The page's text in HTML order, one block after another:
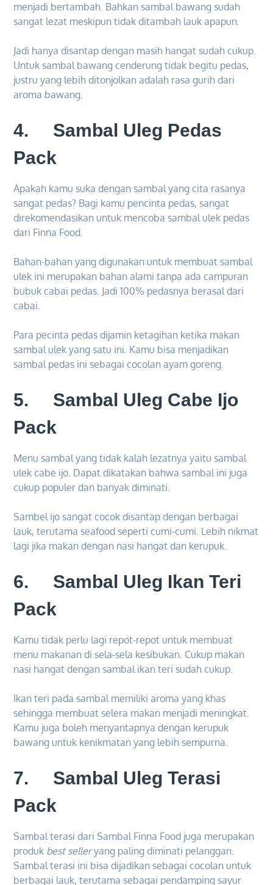
menjadi bertambah. Bahkan sambal bawang sudah
sangat lezat meskipun tidak ditambah lauk apapun.
Jadi hanya disantap dengan masih hangat sudah cukup.
Untuk sambal bawang cenderung tidak begitu pedas,
justru yang lebih ditonjolkan adalah rasa gurih dari
aroma bawang.
4. Sambal Uleg Pedas
Pack
Apakah kamu suka dengan sambal yang cita rasanya
sangat pedas? Bagi kamu pencinta pedas, sangat
direkomendasikan untuk mencoba sambal ulek pedas
dari Finna Food.
Bahan-bahan yang digunakan untuk membuat sambal
ulek ini merupakan bahan alami tanpa ada campuran
bubuk cabai pedas. Jadi 100% pedasnya berasal dari
cabai.
Para pecinta pedas dijamin ketagihan ketika makan
sambal ulek yang satu ini. Kamu bisa menjadikan
sambal pedas ini sebagai cocolan ayam goreng.
5. Sambal Uleg Cabe Ijo
Pack
Menu sambal yang tidak kalah lezatnya yaitu sambal
ulek cabe ijo. Dapat dikatakan bahwa sambal ini juga
cukup populer dan banyak diminati.
Sambel ijo sangat cocok disantap dengan berbagai
lauk, terutama seafood seperti cumi-cumi. Lebih nikmat
lagi jika makan dengan nasi hangat dan kerupuk.
6. Sambal Uleg Ikan Teri
Pack
Kamu tidak perlu lagi repot-repot untuk membuat
menu makanan di sela-sela kesibukan. Cukup makan
nasi hangat dengan sambal ikan teri sudah cukup.
Ikan teri pada sambal memiliki aroma yang khas
sehingga membuat selera makan menjadi meningkat.
Kamu juga boleh menyantapnya dengan kerupuk
bawang untuk kenikmatan yang lebih sempurna.
7. Sambal Uleg Terasi
Pack
Sambal terasi dari Sambal Finna Food juga merupakan
produk best selleryang paling diminati pelanggan.
Sambal terasi ini bisa dijadikan sebagai cocolan untuk
berbagai lauk, terutama sebagai pendamping sayur